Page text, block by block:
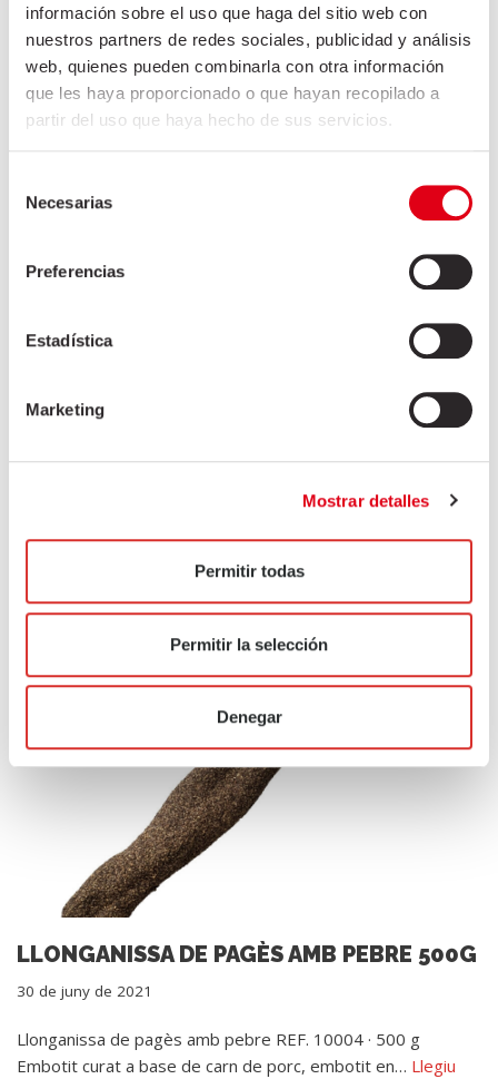
información sobre el uso que haga del sitio web con
nuestros partners de redes sociales, publicidad y análisis
web, quienes pueden combinarla con otra información
que les haya proporcionado o que hayan recopilado a
partir del uso que haya hecho de sus servicios.
Necesarias
Preferencias
Estadística
Marketing
Mostrar detalles
Permitir todas
Permitir la selección
Denegar
30 de juny de 2021
base de carn de porc, embotit en budell.
LLONGANISSA DE PAGÈS AMB PEBRE 500G
30 de juny de 2021
Llonganissa de pagès amb pebre REF. 10004 · 500 g
Embotit curat a base de carn de porc, embotit en… Llegiu